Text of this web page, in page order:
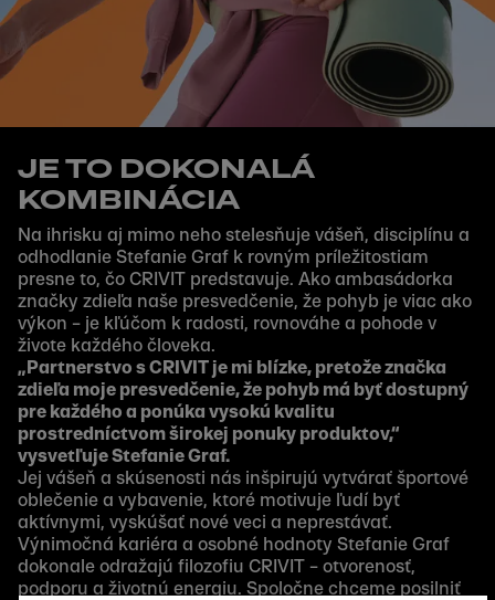
JE TO DOKONALÁ
KOMBINÁCIA
Na ihrisku aj mimo neho stelesňuje vášeň, disciplínu a
odhodlanie Stefanie Graf k rovným príležitostiam
presne to, čo CRIVIT predstavuje. Ako ambasádorka
značky zdieľa naše presvedčenie, že pohyb je viac ako
výkon – je kľúčom k radosti, rovnováhe a pohode v
živote každého človeka.
„Partnerstvo s CRIVIT je mi blízke, pretože značka
zdieľa moje presvedčenie, že pohyb má byť dostupný
pre každého a ponúka vysokú kvalitu
prostredníctvom širokej ponuky produktov,“
vysvetľuje Stefanie Graf.
Jej vášeň a skúsenosti nás inšpirujú vytvárať športové
oblečenie a vybavenie, ktoré motivuje ľudí byť
aktívnymi, vyskúšať nové veci a neprestávať.
Výnimočná kariéra a osobné hodnoty Stefanie Graf
dokonale odražajú filozofiu CRIVIT – otvorenosť,
podporu a životnú energiu. Spoločne chceme posilniť